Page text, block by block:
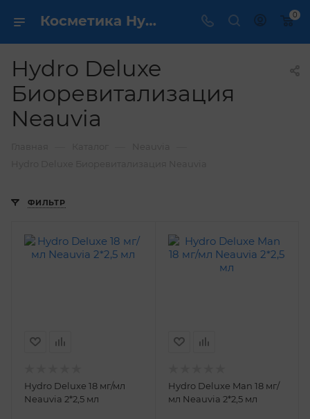
Косметика Hydro Deluxe Биоревитализация Neauvia - купить в интернет магазине ✔️ по выгодной цене 0
Hydro Deluxe
Биоревитализация
Neauvia
ФИЛЬТР
Hydro Deluxe 18 мг/мл
Neauvia 2*2,5 мл
Hydro Deluxe Man 18 мг/
мл Neauvia 2*2,5 мл